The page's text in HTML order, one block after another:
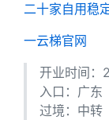
二十家自用稳
一云梯官网
开业时间：
入口：广东
过境：中转